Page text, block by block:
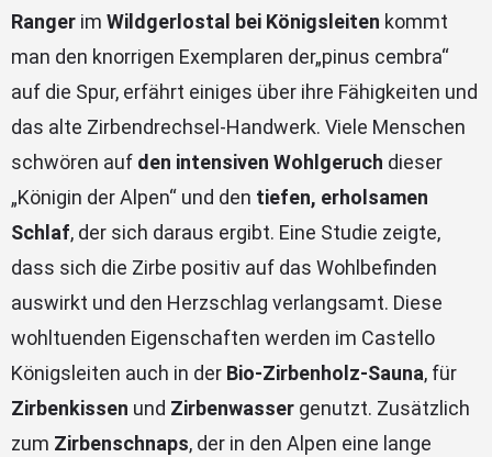
Ranger im Wildgerlostal bei Königsleiten kommt
man den knorrigen Exemplaren der„pinus cembra“
auf die Spur, erfährt einiges über ihre Fähigkeiten und
das alte Zirbendrechsel-Handwerk. Viele Menschen
schwören auf den intensiven Wohlgeruch dieser
„Königin der Alpen“ und den tiefen, erholsamen
Schlaf, der sich daraus ergibt. Eine Studie zeigte,
dass sich die Zirbe positiv auf das Wohlbefinden
auswirkt und den Herzschlag verlangsamt. Diese
wohltuenden Eigenschaften werden im Castello
Königsleiten auch in der Bio-Zirbenholz-Sauna, für
Zirbenkissen und Zirbenwasser genutzt. Zusätzlich
zum Zirbenschnaps, der in den Alpen eine lange